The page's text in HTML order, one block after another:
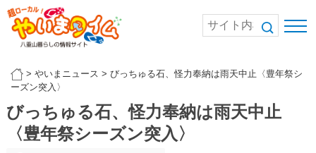
> やいまニュース > びっちゅる石、怪力奉納は雨天中止〈豊年祭シ
ーズン突入〉
びっちゅる石、怪力奉納は雨天中止
〈豊年祭シーズン突入〉